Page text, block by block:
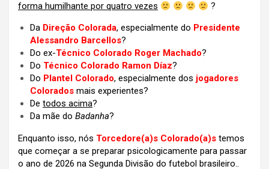
forma humilhante por quatro vezes
?
Da Direção Colorada, especialmente do Presidente
Alessandro Barcellos?
Do ex-Técnico Colorado Roger Machado?
Do Técnico Colorado Ramon Díaz?
Do Plantel Colorado, especialmente dos jogadores
Colorados mais experientes?
De todos acima?
Da mãe do Badanha?
Enquanto isso, nós Torcedore(a)s Colorado(a)s temos
que começar a se preparar psicologicamente para passar
o ano de 2026 na Segunda Divisão do futebol brasileiro..